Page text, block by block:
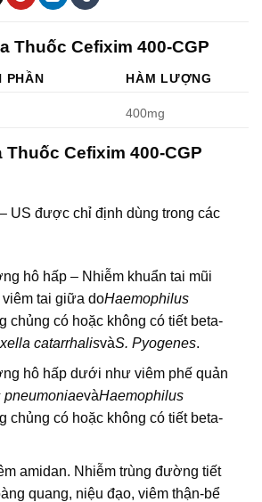
Thuốc Cefixim 400-CGP
PHẦN HÀM LƯỢNG
400mg
Cefixim 400-CGP
US được chỉ định dùng trong các
hô hấp – Nhiễm khuẩn tai mũi
viêm tai giữa doHaemophilus
chủng có hoặc không có tiết beta-
catarrhalisvàS. Pyogenes.
hô hấp dưới như viêm phế quản
pneumoniaevàHaemophilus
chủng có hoặc không có tiết beta-
amidan. Nhiễm trùng đường tiết
quang, niệu đạo, viêm thận-bể